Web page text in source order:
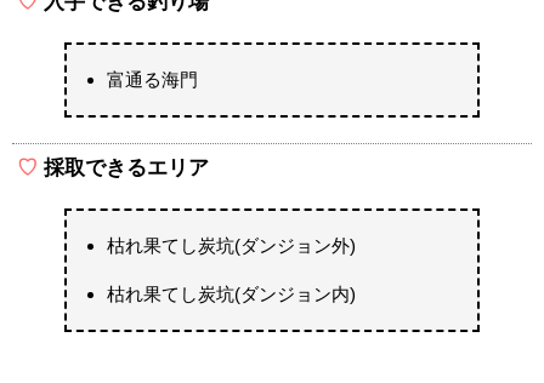
富通る海門
採取できるエリア
枯れ果てし炭坑(ダンジョン外)
枯れ果てし炭坑(ダンジョン内)